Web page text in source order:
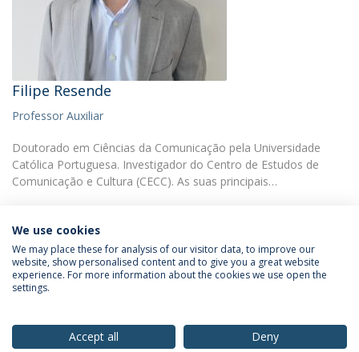
Filipe Resende
Professor Auxiliar
Doutorado em Ciências da Comunicação pela Universidade
Católica Portuguesa. Investigador do Centro de Estudos de
Comunicação e Cultura (CECC). As suas principais…
Política de Privacidade
Termos & Condições
We use cookies
We may place these for analysis of our visitor data, to improve our
website, show personalised content and to give you a great website
experience. For more information about the cookies we use open the
settings.
Accept all Deny